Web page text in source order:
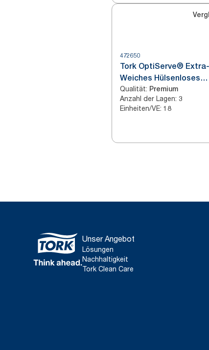
472650
Tork OptiServe® Extra-
Weiches Hülsenloses
Toilettenpapier Weiß T7
Qualität: Premium
Anzahl der Lagen: 3
Einheiten/VE: 18
Unser Angebot
Lösungen
Nachhaltigkeit
Tork Clean Care